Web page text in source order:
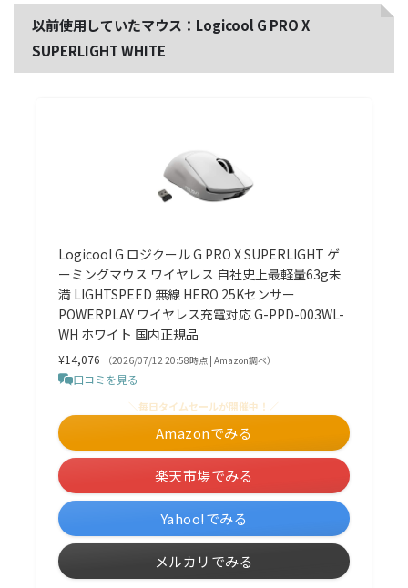
以前使用していたマウス：Logicool G PRO X
SUPERLIGHT WHITE
Logicool G ロジクール G PRO X SUPERLIGHT ゲ
ーミングマウス ワイヤレス 自社史上最軽量63g未
満 LIGHTSPEED 無線 HERO 25Kセンサー
POWERPLAY ワイヤレス充電対応 G-PPD-003WL-
WH ホワイト 国内正規品
¥14,076 （2026/07/12 20:58時点 | Amazon調べ）
口コミを見る
＼毎日タイムセールが開催中！／
Amazonでみる
楽天市場でみる
Yahoo!でみる
メルカリでみる